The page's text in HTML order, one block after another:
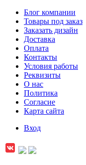
Блог компании
Товары под заказ
Заказать дизайн
Доставка
Оплата
Контакты
Условия работы
Реквизиты
О нас
Политика
Согласие
Карта сайта
Вход